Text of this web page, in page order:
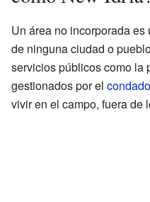
Un área no incorporada
de ninguna ciudad o
servicios públicos como la
gestionados por el condado
vivir en el campo, fuera de